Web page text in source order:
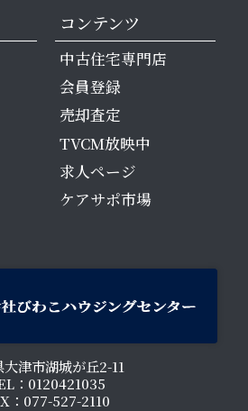
コンテンツ
中古住宅専門店
会員登録
売却査定
TVCM放映中
求人ページ
ケアサポ市場
津市湖城が丘2-11
：0120421035
：077-527-2110